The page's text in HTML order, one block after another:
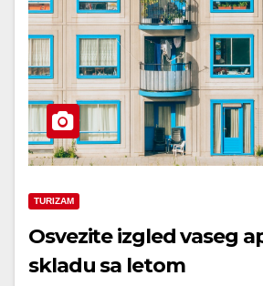
TURIZAM
Osvezite izgled vaseg
skladu sa letom